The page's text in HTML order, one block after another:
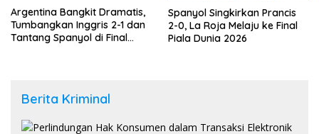
Argentina Bangkit Dramatis,
Tumbangkan Inggris 2-1 dan
Tantang Spanyol di Final
Spanyol Singkirkan Prancis
2-0, La Roja Melaju ke Final
Piala Dunia 2026
Berita Kriminal